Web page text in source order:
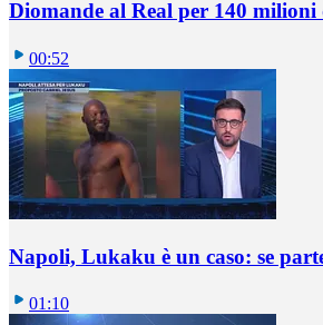
Diomande al Real per 140
00:52
Napoli, Lukaku è un caso: se
01:10